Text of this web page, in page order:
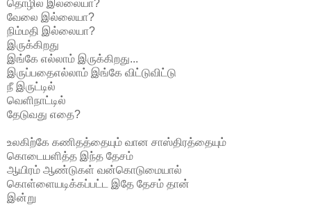
தொழில் இல்லையா?
வேலை இல்லையா?
நிம்மதி இல்லையா?
இருக்கிறது
இங்கே எல்லாம் இருக்கிறது...
இருப்பதைஎல்லாம் இங்கே விட்டுவிட்டு
நீ இருட்டில்
வெளிநாட்டில்
தேடுவது எதை?
உலகிற்கே கணிதத்தையும் வான சாஸ்திரத்தையும்
கொடையளித்த இந்த தேசம்
ஆயிரம் ஆண்டுகள் வன்கொடுமையால்
கொள்ளையடிக்கப்பட்ட இதே தேசம் தான்
இன்று